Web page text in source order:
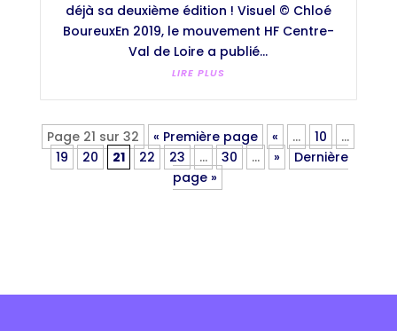
déjà sa deuxième édition ! Visuel © Chloé
BoureuxEn 2019, le mouvement HF Centre-
Val de Loire a publié...
LIRE PLUS
Page 21 sur 32 « Première page « … 10
…
19
20 21 22 23 … 30 … »
Dernière
page »